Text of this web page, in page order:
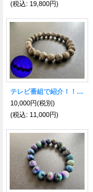
(税込: 19,800円)
テレビ番組で紹介！！闇夜で光る！霊や悪意を強力にブロック！ユーパーライト 8mm
10,000円(税別)
(税込: 11,000円)